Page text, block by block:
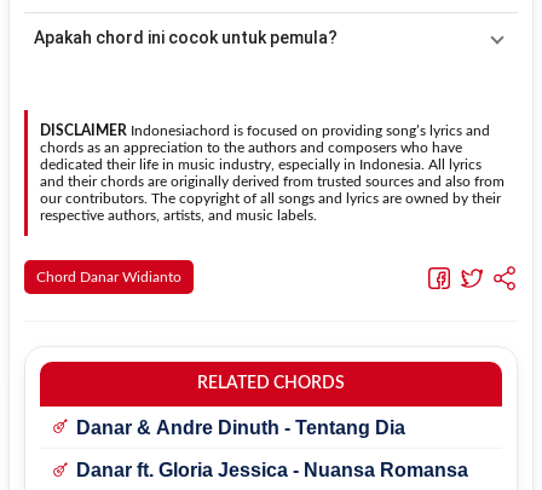
kebutuhan.
Transpose (bawah)untuk menurunkan nada. Seluruh chord akan
Apakah chord ini cocok untuk pemula?
dipelajari oleh pemula tanpa menghilangkan struktur dasar lagu.
DISCLAIMER Indonesiachord is focused on providing song’s lyrics and
chords as an appreciation to the authors and composers who have
dedicated their life in music industry, especially in Indonesia. All lyrics
and their chords are originally derived from trusted sources and also from
our contributors. The copyright of all songs and lyrics are owned by their
respective authors, artists, and music labels.
Chord Danar Widianto
RELATED CHORDS
Danar & Andre Dinuth - Tentang Dia
Danar ft. Gloria Jessica - Nuansa Romansa